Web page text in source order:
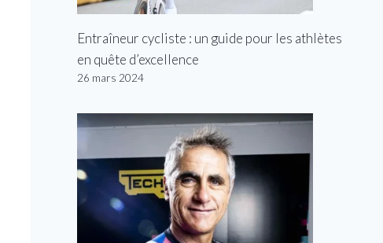
Entraîneur cycliste : un guide pour les athlètes
en quête d’excellence
26 mars 2024